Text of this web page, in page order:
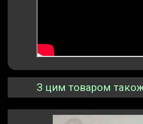
З цим товаром